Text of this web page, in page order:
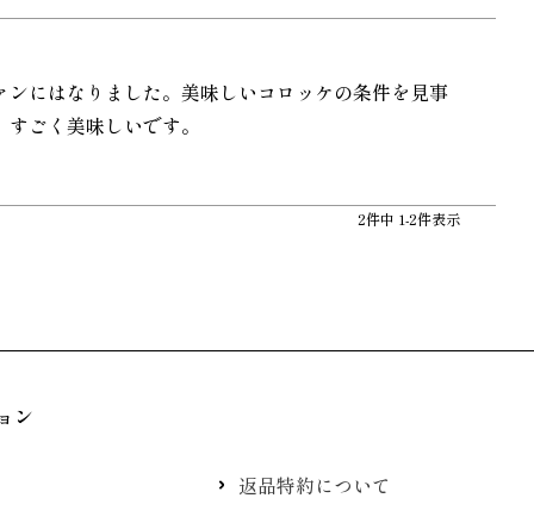
にはなりました。美味しいコロッケの条件を見事
ごく美味しいです。
2件中 1-2件表示
ン
返品特約について